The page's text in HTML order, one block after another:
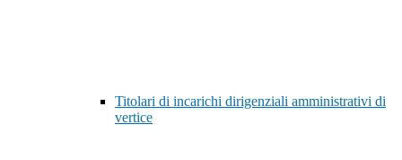
Titolari di incarichi dirigenziali amministrativi di
vertice